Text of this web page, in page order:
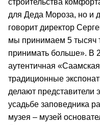
строительства
для Деда Мороза, но и
говорит директор
мы принимаем 5 тысяч
принимать больше». В
аутентичная
традиционные
делают представители
усадьбе заповедника
музея – музей